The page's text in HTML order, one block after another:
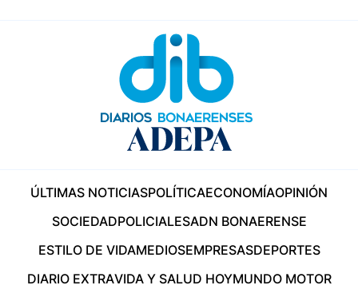
ÚLTIMAS NOTICIASPOLÍTICAECONOMÍAOPINIÓN
SOCIEDADPOLICIALESADN BONAERENSE
ESTILO DE VIDAMEDIOSEMPRESASDEPORTES
DIARIO EXTRAVIDA Y SALUD HOYMUNDO MOTOR